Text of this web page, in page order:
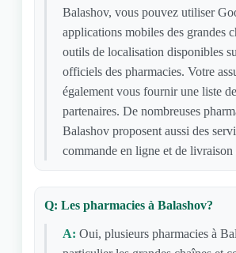
Balashov, vous pouvez utiliser
applications mobiles des grandes
outils de localisation disponibles
officiels des pharmacies. Votre
également vous fournir une liste
partenaires. De nombreuses
Balashov proposent aussi des
commande en ligne et de
Q: Les pharmacies à Balashov?
A: Oui, plusieurs pharmacies à